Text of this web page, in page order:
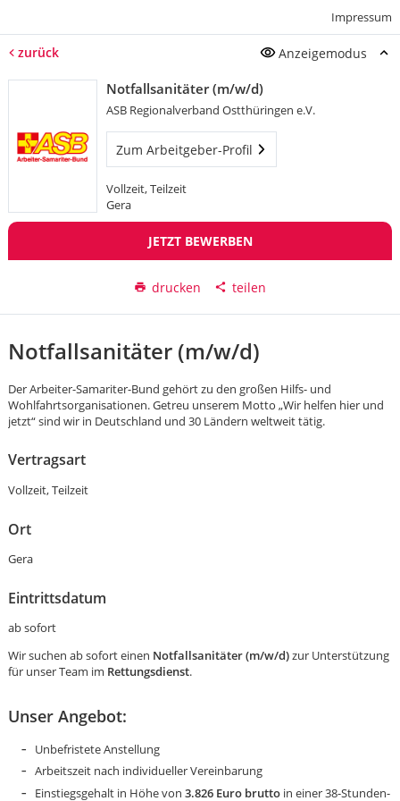
Impressum
zurück Anzeigemodus
Notfallsanitäter (m/w/d)
ASB Regionalverband Ostthüringen e.V.
Zum Arbeitgeber-Profil
Vollzeit, Teilzeit
Gera
JETZT BEWERBEN
drucken teilen
Notfallsanitäter (m/w/d)
Der Arbeiter-Samariter-Bund gehört zu den großen Hilfs- und
Wohlfahrtsorganisationen. Getreu unserem Motto „Wir helfen hier und
jetzt“ sind wir in Deutschland und 30 Ländern weltweit tätig.
Vertragsart
Vollzeit, Teilzeit
Ort
Gera
Eintrittsdatum
ab sofort
Wir suchen ab sofort einen Notfallsanitäter (m/w/d)zur Unterstützung
für unser Team im Rettungsdienst.
Unser Angebot:
Unbefristete Anstellung
Arbeitszeit nach individueller Vereinbarung
Einstiegsgehalt in Höhe von 3.826 Euro bruttoin einer 38-Stunden-